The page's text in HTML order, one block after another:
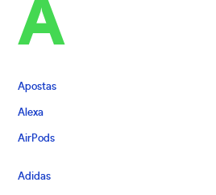
A
Apostas
Alexa
AirPods
Adidas